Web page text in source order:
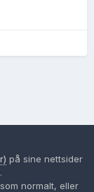
på sine nettsider
normalt, eller